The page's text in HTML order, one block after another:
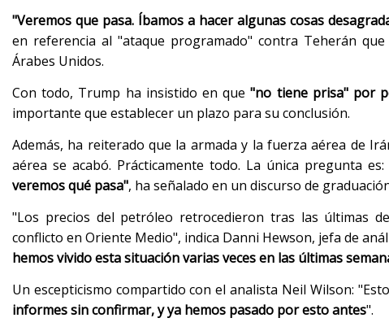
"Veremos que pasa. Íbamos a hacer algunas cosas
en referencia al "ataque programado" contra Teherán
Árabes Unidos.
Con todo, Trump ha insistido en que"no tiene prisa" por
importante que establecer un plazo para su conclusión.
Además, ha reiterado que la armada y la fuerza aérea de
aérea se acabó. Prácticamente todo. La única pregunta
veremos qué pasa", ha señalado en un discurso de
"Los precios del petróleo retrocedieron tras las últimas
conflicto en Oriente Medio", indica Danni Hewson, jefa de
hemos vivido esta situación varias veces en las últimas
Un escepticismo compartido con el analista Neil Wilson:
informes sin confirmar, y ya hemos pasado por esto antes".